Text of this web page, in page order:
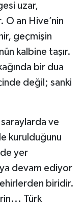
uzar,
O an Hive’nin
geçmişin
kalbine taşır.
bir dua
değil; sanki
ve
kurulduğunu
yer
devam ediyor
biridir.
Türk